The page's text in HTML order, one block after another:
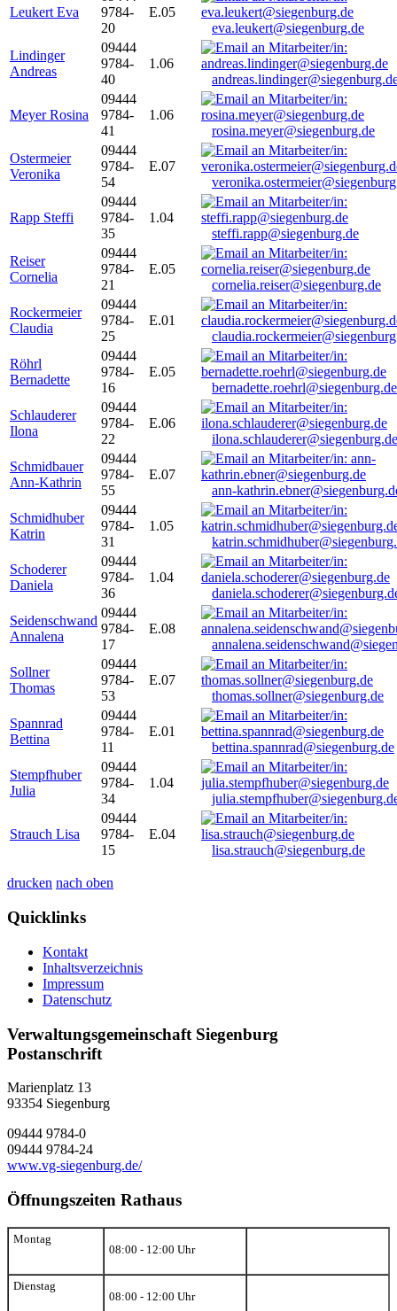
Leukert Eva
9784-
20
E.05
eva.leukert@siegenburg.de
Lindinger
Andreas
09444
9784-
40
1.06
Meyer Rosina
09444
9784-
41
1.06
rosina.meyer@siegenburg.de
Ostermeier
Veronika
09444
9784-
54
E.07
Rapp Steffi
09444
9784-
35
1.04
steffi.rapp@siegenburg.de
Reiser
Cornelia
09444
9784-
21
E.05
cornelia.reiser@siegenburg.de
Rockermeier
Claudia
09444
9784-
25
E.01
Röhrl
Bernadette
09444
9784-
16
E.05
bernadette.roehrl@siegenburg.de
Schlauderer
Ilona
09444
9784-
22
E.06
ilona.schlauderer@siegenburg.de
Schmidbauer
Ann-Kathrin
09444
9784-
55
E.07
ann-
Schmidhuber
Katrin
09444
9784-
31
1.05
Schoderer
Daniela
09444
9784-
36
1.04
Seidenschwand
Annalena
09444
9784-
17
E.08
Sollner
Thomas
09444
9784-
53
E.07
thomas.sollner@siegenburg.de
Spannrad
Bettina
09444
9784-
11
E.01
bettina.spannrad@siegenburg.de
Stempfhuber
Julia
09444
9784-
34
1.04
Strauch Lisa
09444
9784-
15
E.04
lisa.strauch@siegenburg.de
drucken nach oben
Quicklinks
Kontakt
Inhaltsverzeichnis
Impressum
Datenschutz
Verwaltungsgemeinschaft Siegenburg
Postanschrift
Marienplatz 13
93354 Siegenburg
09444 9784-0
09444 9784-24
www.vg-siegenburg.de/
Öffnungszeiten Rathaus
Montag
08:00 - 12:00 Uhr
Dienstag
08:00 - 12:00 Uhr